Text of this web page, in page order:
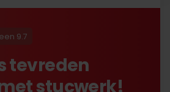
maar na
9.7
tevreden
stucwerk!